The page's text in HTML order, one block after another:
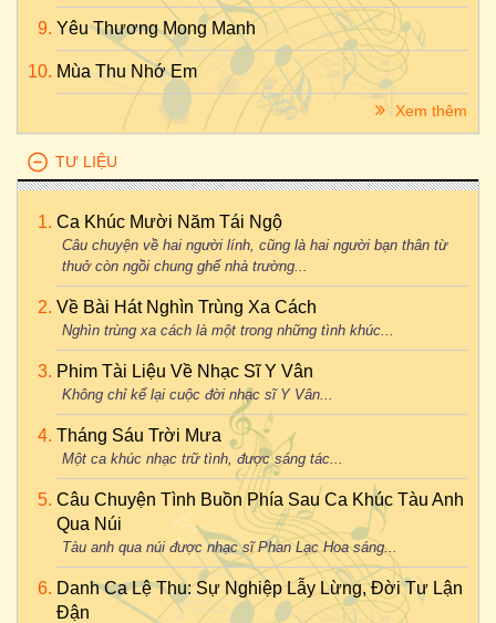
Yêu Thương Mong Manh
Mùa Thu Nhớ Em
Xem thêm
TƯ LIỆU
Ca Khúc Mười Năm Tái Ngộ
Câu chuyện về hai người lính, cũng là hai người bạn thân từ
thuở còn ngồi chung ghế nhà trường...
Về Bài Hát Nghìn Trùng Xa Cách
Nghìn trùng xa cách là một trong những tình khúc...
Phim Tài Liệu Về Nhạc Sĩ Y Vân
Không chỉ kể lại cuộc đời nhạc sĩ Y Vân...
Tháng Sáu Trời Mưa
Một ca khúc nhạc trữ tình, được sáng tác...
Câu Chuyện Tình Buồn Phía Sau Ca Khúc Tàu Anh
Qua Núi
Tàu anh qua núi được nhạc sĩ Phan Lạc Hoa sáng...
Danh Ca Lệ Thu: Sự Nghiệp Lẫy Lừng, Đời Tư Lận
Đận